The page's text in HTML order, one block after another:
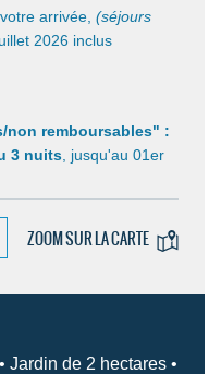
arrivée, (séjours
2026 inclus
non remboursables" :
3 nuits jusqu'au 01er
ZOOM SUR LA CARTE
Jardin de 2 hectares •